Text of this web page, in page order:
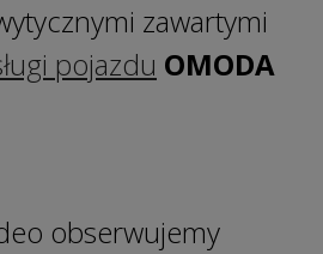
zawartymi
pojazdu OMODA
obserwujemy